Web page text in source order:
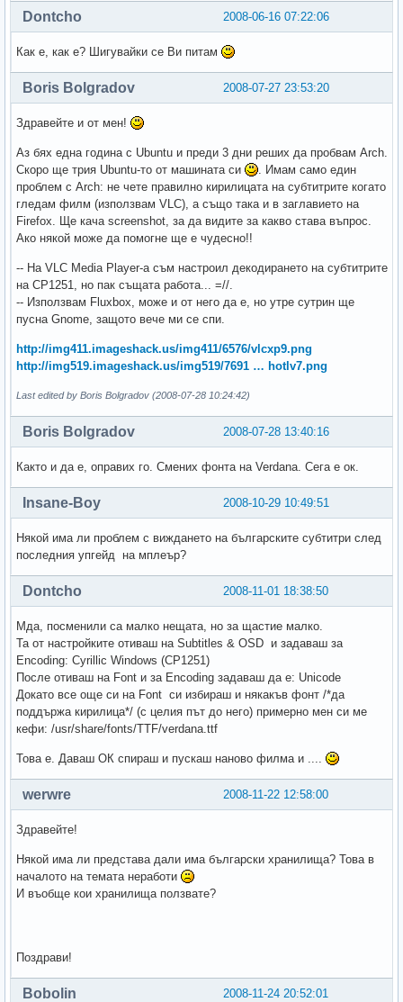
2008-06-16 07:22:06
Dontcho
Как е, как е? Шигувайки се Ви питам
2008-07-27 23:53:20
Boris Bolgradov
Здравейте и от мен!
Аз бях една година с Ubuntu и преди 3 дни реших да пробвам Arch.
Скоро ще трия Ubuntu-то от машината си
. Имам само един
проблем с Arch: не чете правилно кирилицата на субтитрите когато
гледам филм (използвам VLC), а също така и в заглавието на
Firefox. Ще кача screenshot, за да видите за какво става въпрос.
Ако някой може да помогне ще е чудесно!!
-- На VLC Media Player-а съм настроил декодирането на субтитрите
на CP1251, но пак същата работа... =//.
-- Използвам Fluxbox, може и от него да е, но утре сутрин ще
пусна Gnome, защото вече ми се спи.
http://img411.imageshack.us/img411/6576/vlcxp9.png
http://img519.imageshack.us/img519/7691 … hotlv7.png
Last edited by Boris Bolgradov (2008-07-28 10:24:42)
2008-07-28 13:40:16
Boris Bolgradov
Както и да е, оправих го. Смених фонта на Verdana. Сега е ок.
2008-10-29 10:49:51
Insane-Boy
Някой има ли проблем с виждането на българските субтитри след
последния упгейд на мплеър?
2008-11-01 18:38:50
Dontcho
Мда, посменили са малко нещата, но за щастие малко.
Та от настройките отиваш на Subtitles & OSD и задаваш за
Encoding: Cyrillic Windows (CP1251)
После отиваш на Font и за Encoding задаваш да е: Unicode
Докато все още си на Font си избираш и някакъв фонт /*да
поддържа кирилица*/ (с целия път до него) примерно мен си ме
кефи: /usr/share/fonts/TTF/verdana.ttf
Това е. Даваш ОК спираш и пускаш наново филма и ....
2008-11-22 12:58:00
werwre
Здравейте!
Някой има ли представа дали има български хранилища? Това в
началото на темата неработи
И въобще кои хранилища ползвате?
Поздрави!
2008-11-24 20:52:01
Bobolin